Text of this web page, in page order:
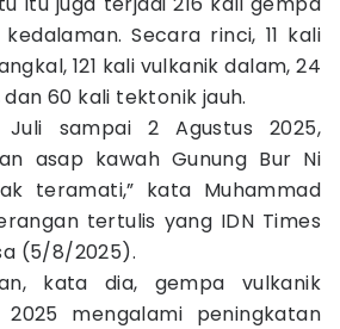
Secara rinci, 11 kali
121 kali vulkanik dalam, 24
60 kali tektonik jauh.
Juli sampai 2 Agustus 2025,
asap kawah Gunung Bur Ni
teramati,” kata Muhammad
tertulis yang IDN Times
(5/8/2025).
kata dia, gempa vulkanik
mengalami peningkatan